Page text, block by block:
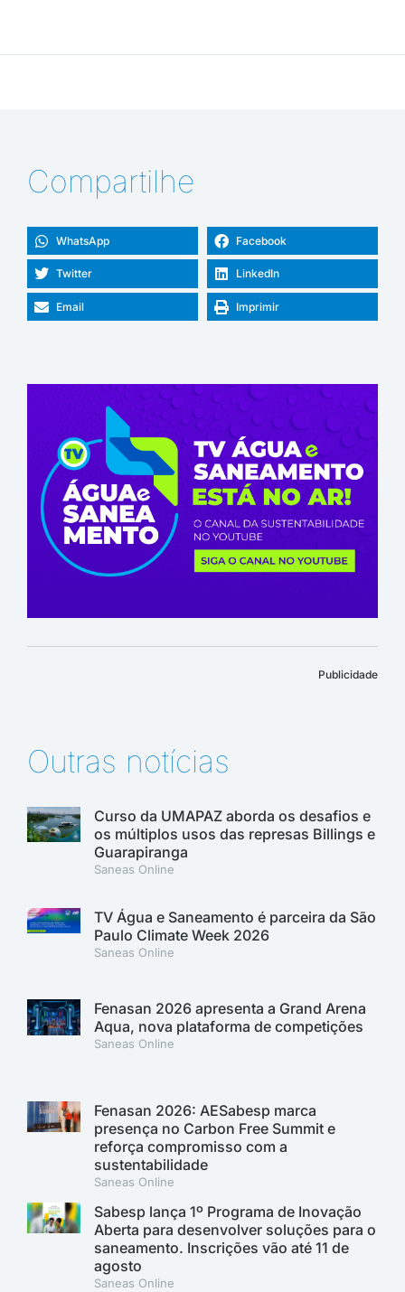
Compartilhe
WhatsApp Facebook
Twitter LinkedIn
Email Imprimir
Publicidade
Outras notícias
Curso da UMAPAZ aborda os desafios e
os múltiplos usos das represas Billings e
Guarapiranga
Saneas Online
TV Água e Saneamento é parceira da São
Paulo Climate Week 2026
Saneas Online
Fenasan 2026 apresenta a Grand Arena
Aqua, nova plataforma de competições
Saneas Online
Fenasan 2026: AESabesp marca
presença no Carbon Free Summit e
reforça compromisso com a
sustentabilidade
Saneas Online
Sabesp lança 1º Programa de Inovação
Aberta para desenvolver soluções para o
saneamento. Inscrições vão até 11 de
agosto
Saneas Online